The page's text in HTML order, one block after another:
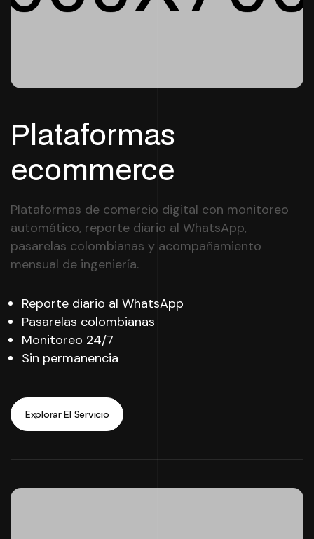
Plataformas
ecommerce
Plataformas de comercio digital con monitoreo
automático, reporte diario al WhatsApp,
pasarelas colombianas y acompañamiento
mensual de ingeniería.
Reporte diario al WhatsApp
Pasarelas colombianas
Monitoreo 24/7
Sin permanencia
Explorar El Servicio